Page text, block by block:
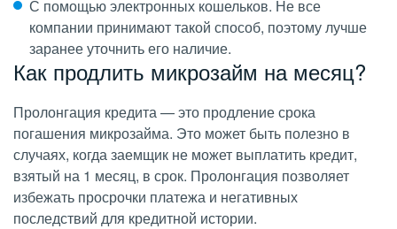
С помощью электронных кошельков. Не все
компании принимают такой способ, поэтому лучше
заранее уточнить его наличие.
Как продлить микрозайм на месяц?
Пролонгация кредита — это продление срока
погашения микрозайма. Это может быть полезно в
случаях, когда заемщик не может выплатить кредит,
взятый на 1 месяц, в срок. Пролонгация позволяет
избежать просрочки платежа и негативных
последствий для кредитной истории.